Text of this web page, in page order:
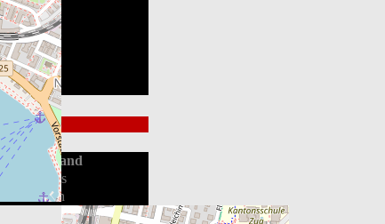
Endstand
Loss
Win